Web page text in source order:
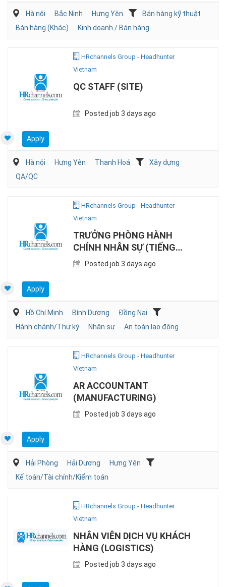
Hà nội Bắc Ninh Hưng Yên
Bán hàng kỹ thuật
Bán hàng (Khác)
Kinh doanh / Bán hàng
HRchannels Group - Headhunter
Vietnam
QC STAFF (SITE)
Posted job 3 days ago
Apply
Hà nội Hưng Yên Thanh Hoá
Xây dựng
QA/QC
HRchannels Group - Headhunter
Vietnam
TRƯỞNG PHÒNG HÀNH
CHÍNH NHÂN SỰ (TIẾNG
NHẬT, SẢN XUẤT)
Posted job 3 days ago
Apply
Hồ Chí Minh Bình Dương
Đồng Nai
Hành chánh/Thư ký
Nhân sự An toàn lao động
HRchannels Group - Headhunter
Vietnam
AR ACCOUNTANT
(MANUFACTURING)
Posted job 3 days ago
Apply
Hải Phòng Hải Dương
Hưng Yên
Kế toán/Tài chính/Kiểm toán
HRchannels Group - Headhunter
Vietnam
NHÂN VIÊN DỊCH VỤ KHÁCH
HÀNG (LOGISTICS)
Posted job 3 days ago